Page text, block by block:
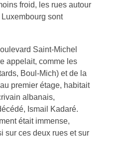
froid, les rues autour
sont
Saint-Michel
appelait, comme les
Boul-Mich) et de la
premier étage, habitait
albanais,
Ismail Kadaré.
était immense,
sur ces deux rues et sur